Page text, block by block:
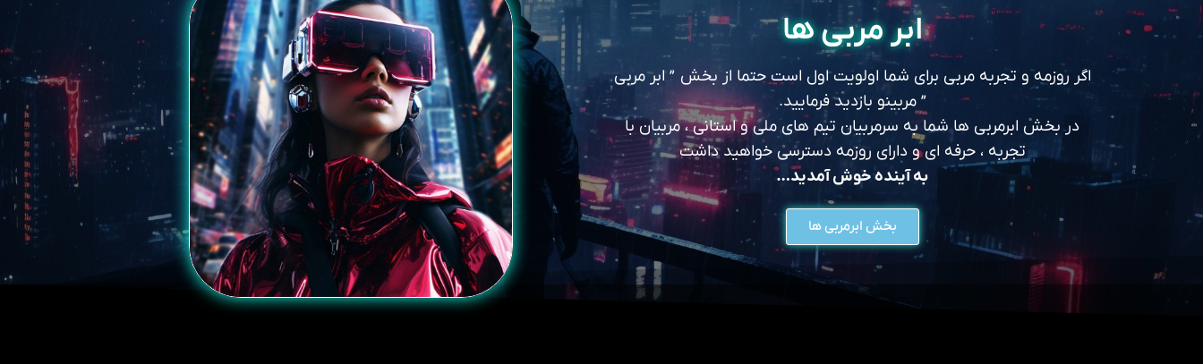
ابر مربی ها
اگر روزمه و تجربه مربی برای شما اولویت اول است حتما از بخش ” ابر مربی
” مربینو بازدید فرمایید.
در بخش ابرمربی ها شما به سرمربیان تیم های ملی و استانی ، مربیان با
تجربه ، حرفه ای و دارای روزمه دسترسی خواهید داشت
به آینده خوش آمدید…
بخش ابرمربی ها